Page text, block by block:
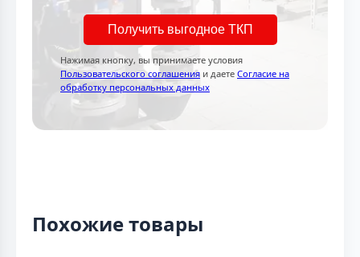
Получить выгодное ТКП
Нажимая кнопку, вы принимаете условия
Пользовательского соглашения и даете Согласие на
обработку персональных данных
Похожие товары